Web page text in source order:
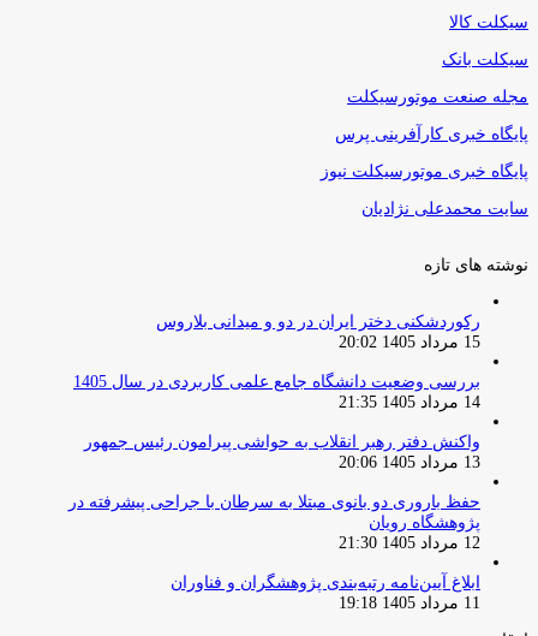
سیکلت کالا
سیکلت بانک
مجله صنعت موتورسیکلت
پایگاه خبری کارآفرینی پرس
پایگاه خبری موتورسیکلت نیوز
سایت محمدعلی نژادیان
نوشته های تازه
رکوردشکنی دختر ایران در دو و میدانی بلاروس
15 مرداد 1405 20:02
بررسی وضعیت دانشگاه جامع علمی کاربردی در سال 1405
14 مرداد 1405 21:35
واکنش دفتر رهبر انقلاب به حواشی پیرامون رئیس جمهور
13 مرداد 1405 20:06
حفظ باروری دو بانوی مبتلا به سرطان با جراحی پیشرفته در
پژوهشگاه رویان
12 مرداد 1405 21:30
ابلاغ آیین‌نامه رتبه‌بندی پژوهشگران و فناوران
11 مرداد 1405 19:18